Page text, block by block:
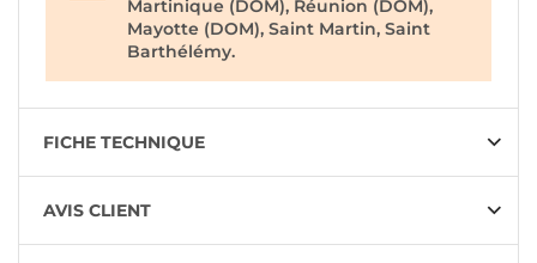
Martinique (DOM), Réunion (DOM),
Mayotte (DOM), Saint Martin, Saint
Barthélémy.
FICHE TECHNIQUE
AVIS CLIENT